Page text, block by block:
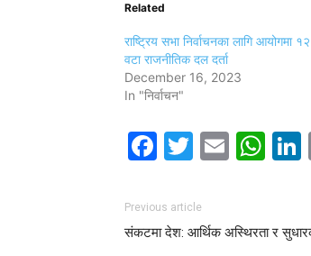
Related
राष्ट्रिय सभा निर्वाचनका लागि आयोगमा १२
वटा राजनीतिक दल दर्ता
December 16, 2023
In "निर्वाचन"
Facebook
Twitter
Email
Previous article
संकटमा देश: आर्थिक अस्थिरता र